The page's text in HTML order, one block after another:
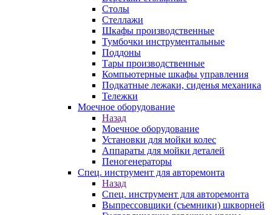
Столы
Стеллажи
Шкафы производственные
Тумбочки инструментальные
Поддоны
Тары производственные
Компьютерные шкафы управления
Подкатные лежаки, сиденья механика
Тележки
Моечное оборудование
Назад
Моечное оборудование
Установки для мойки колес
Аппараты для мойки деталей
Пеногенераторы
Спец. инструмент для авторемонта
Назад
Спец. инструмент для авторемонта
Выпрессовщики (съемники) шкворней